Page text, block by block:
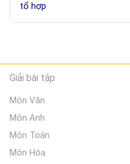
tổ hợp
Giải bài tập
Môn Văn
Môn Anh
Môn Toán
Môn Hóa